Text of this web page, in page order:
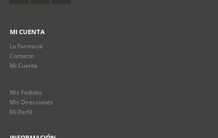
MI CUENTA
La Farmacia
Contacto
Mi Cuenta
Mis Pedidos
Mis Direcciones
Mi Perfil